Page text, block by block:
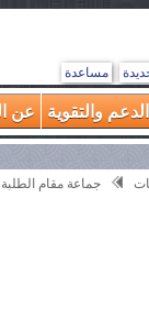
مساعدة
والتقوية عن
جماعة مقام الطلبة